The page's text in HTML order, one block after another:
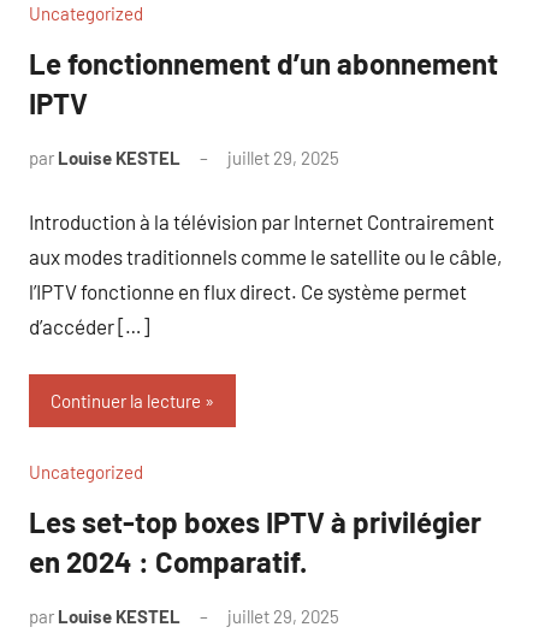
Uncategorized
Le fonctionnement d’un abonnement
IPTV
par Louise KESTEL juillet 29, 2025
Introduction à la télévision par Internet Contrairement
aux modes traditionnels comme le satellite ou le câble,
l’IPTV fonctionne en flux direct. Ce système permet
d’accéder […]
Continuer la lecture
Uncategorized
Les set-top boxes IPTV à privilégier
en 2024 : Comparatif.
par Louise KESTEL juillet 29, 2025